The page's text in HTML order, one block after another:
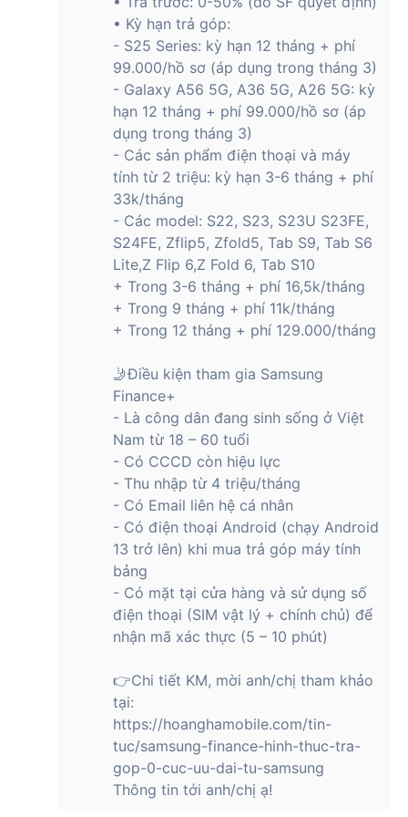
Với hệ thống camera này, người dùng có thể tận dụng để
chụp ảnh, quay phim, quay video nhanh chóng, đáp ứng nhu
cầu tức thì mà không cần phải chuyển đổi từ các thiết bị di
động. Đồng thời, với những ai có sở thích làm vlog, quay
video nhật ký để lưu trữ, đăng tải lên các nền tảng mạng xã
hội như Youtube, Tiktok, Facebook thì chiếc tablet nhà
Samsung này là chân ái mà bạn đang kiếm tìm.
Dung lượng PIN cực khủng, hỗ trợ sạc nhanh
Samsung Galaxy Tab S10 Ultra 5G 12GB/256GB sở hữu viên
pin có dung lượng lên đến 11.200mAh. Dung lượng pin lớn đủ
đáp ứng nhu cầu sử dụng liên tục trong thời gian dài mà
không lo gián đoạn vì hết pin. Bạn có thể mang theo tablet đi
học, đi làm, đi chơi để sử dụng cả ngày mà không cần phải
Bên cạnh đó, với công nghệ sạc nhanh 45W, người dùng chỉ
cần khoảng 30 phút là đã có thể sạc đầy máy.
Kết nối nhanh chóng, dễ dàng với Samsung
Galaxy Tab S10 Ultra 5G 12GB/256GB
Tab S10 Ultra hỗ trợ những kết nối hiện đại và tối ưu nhất.
Máy hỗ trợ mạng 5G với 1 Nano SIM và 1 eSIM, cho phép
người dùng có thể kết nối và truy cập internet cực nhanh
chóng. Bạn có thể tận hưởng những phút giây thư giãn thoải
mái, trọn vẹn hay làm việc, học tập ở bất kỳ đâu kể cả khi
Máy tính bảng Samsung cũng tích hợp Wifi 6E và hỗ trợ
nối mạng nhanh chóng, ổn định, tối ưu tốc độ truy cập mà
còn giúp bạn kết nối thuận tiện với các thiết bị ngoại vi,
truyền tải dữ liệu nhanh chóng và đơn giản hơn bao giờ hết.
Ngoài ra, máy cũng tích hợp cổng USB Type-C vừa dùng để
sạc pin, vừa mở rộng khả năng kết nối và truyền tải dữ liệu.
Bạn có thể kết nối với các thiết bị như ổ cứng di động, màn
• Kỳ hạn trả góp:
- S25 Series: kỳ hạn 12 tháng + phí
99.000/hồ sơ (áp dụng trong tháng 3)
- Galaxy A56 5G, A36 5G, A26 5G: kỳ
hạn 12 tháng + phí 99.000/hồ sơ (áp
dụng trong tháng 3)
- Các sản phẩm điện thoại và máy
tính từ 2 triệu: kỳ hạn 3-6 tháng + phí
33k/tháng
- Các model: S22, S23, S23U S23FE,
S24FE, Zflip5, Zfold5, Tab S9, Tab S6
Lite,Z Flip 6,Z Fold 6, Tab S10
+ Trong 3-6 tháng + phí 16,5k/tháng
+ Trong 9 tháng + phí 11k/tháng
+ Trong 12 tháng + phí 129.000/tháng
🤳Điều kiện tham gia Samsung
Finance+
- Là công dân đang sinh sống ở Việt
Nam từ 18 – 60 tuổi
- Có CCCD còn hiệu lực
- Thu nhập từ 4 triệu/tháng
- Có Email liên hệ cá nhân
- Có điện thoại Android (chạy Android
13 trở lên) khi mua trả góp máy tính
bảng
- Có mặt tại cửa hàng và sử dụng số
điện thoại (SIM vật lý + chính chủ) để
nhận mã xác thực (5 – 10 phút)
👉Chi tiết KM, mời anh/chị tham khảo
tại:
https://hoanghamobile.com/tin-
tuc/samsung-finance-hinh-thuc-tra-
gop-0-cuc-uu-dai-tu-samsung
Thông tin tới anh/chị ạ!